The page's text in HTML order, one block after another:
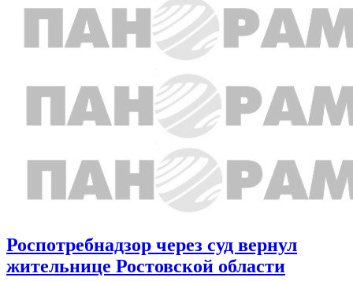
Роспотребнадзор через суд вернул
жительнице Ростовской области